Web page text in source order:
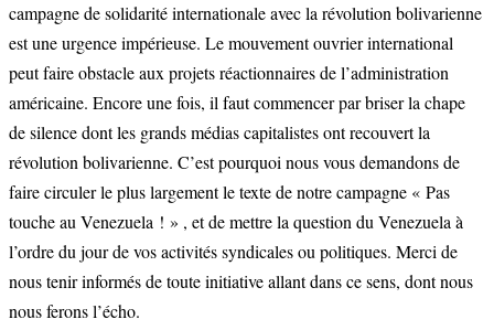
campagne de solidarité internationale avec la révolution bolivarienne
est une urgence impérieuse. Le mouvement ouvrier international
peut faire obstacle aux projets réactionnaires de l’administration
américaine. Encore une fois, il faut commencer par briser la chape
de silence dont les grands médias capitalistes ont recouvert la
révolution bolivarienne. C’est pourquoi nous vous demandons de
faire circuler le plus largement le texte de notre campagne « Pas
touche au Venezuela ! » , et de mettre la question du Venezuela à
l’ordre du jour de vos activités syndicales ou politiques. Merci de
nous tenir informés de toute initiative allant dans ce sens, dont nous
nous ferons l’écho.